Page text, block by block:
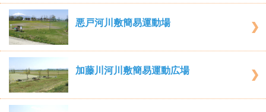
悪戸河川敷簡易運動場
加藤川河川敷簡易運動広場